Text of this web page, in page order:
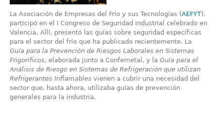
La Asociación de Empresas del Frío y sus Tecnologías (AEFYT),
participó en el I Congreso de Seguridad Industrial celebrado en
Valencia. Allí, presentó las guías sobre seguridad específicas
para el sector del frío que ha publicado recientemente. La
Guía para la Prevención de Riesgos Laborales en Sistemas
Frigoríficos, elaborada junto a Confemetal, y la Guía para el
Análisis de Riesgo en Sistemas de Refrigeración que utilizan
Refrigerantes Inflamables vienen a cubrir una necesidad del
sector que, hasta ahora, utilizaba guías de prevención
generales para la industria.